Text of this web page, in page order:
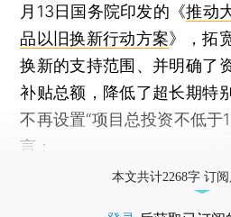
月13日国务院印发的《推动
品以旧换新行动方案》，拓
换新的支持范围、并明确了
补贴总额，降低了超长期特
不再设置“项目总投资不低于
言：
本文共计2268字 订